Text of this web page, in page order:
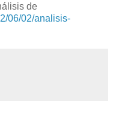
de
06/02/analisis-